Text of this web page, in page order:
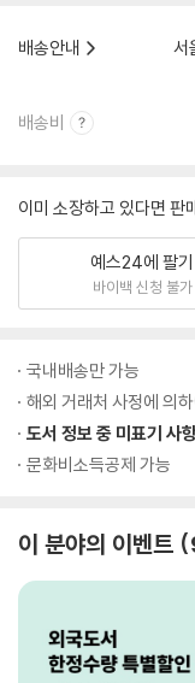
배송안내
서
배송비
이미 소장하고 있다면 판
예스24에 팔기
바이백 신청 불가
국내배송만 가능
해외 거래처 사정에 의
도서 정보 중 미표기 사
문화비소득공제 가능
이 분야의 이벤트